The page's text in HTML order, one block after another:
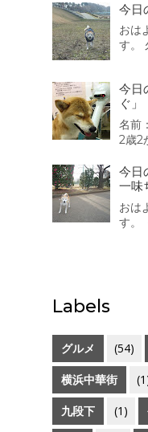
す。
でお
つも
今日
おは
す。
バス
ーん
今日
ぐ」
名前
2歳2
みな
る音
人が
に男
す。
今日
一味
おは
す。
Labels
グルメ (54)
横浜中華街
九段下 (1)